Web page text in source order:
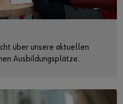
über unsere aktuellen
Ausbildungsplätze.